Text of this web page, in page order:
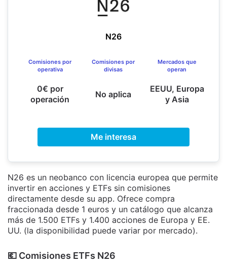
N26
Comisiones por
operativa
0€ por
operación
Comisiones por
divisas
No aplica
Mercados que
operan
EEUU, Europa
y Asia
Me interesa
N26 es un neobanco con licencia europea que permite
invertir en acciones y ETFs sin comisiones
directamente desde su app. Ofrece compra
fraccionada desde 1 euros y un catálogo que alcanza
más de 1.500 ETFs y 1.400 acciones de Europa y EE.
UU. (la disponibilidad puede variar por mercado).
​💶​ Comisiones ETFs N26